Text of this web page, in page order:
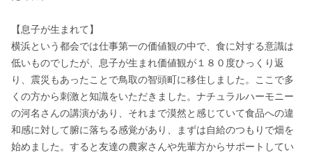
【息子が生まれて】
横浜という都会では仕事第一の価値観の中で、食に対する意識は
低いものでしたが、息子が生まれ価値観が１８０度ひっくり返
り、震災もあったことで鳥取の智頭町に移住しました。ここで多
くの方から刺激と知識をいただきました。ナチュラルハーモニー
の河名さんの講演があり、それまで漠然と感じていて食品への違
和感に対して腑に落ちる感覚があり、まずは自給のつもりで畑を
始めました。すると友達の農家さんや先輩方からサポートしてい